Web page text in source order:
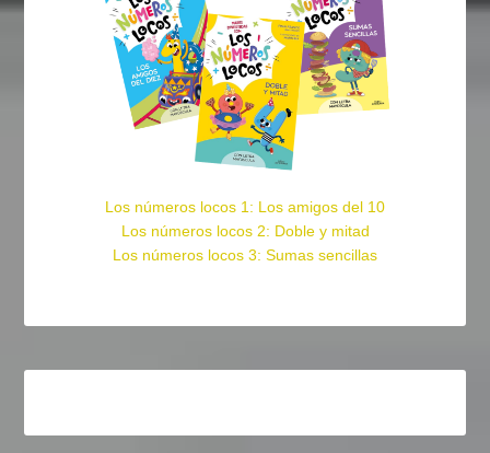
Los números locos 1: Los amigos del 10
Los números locos 2: Doble y mitad
Los números locos 3: Sumas sencillas